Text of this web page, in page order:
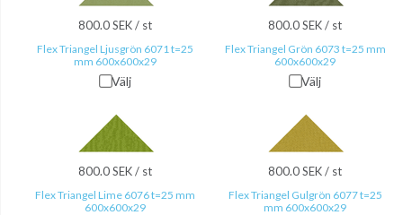
800.0 SEK / st
Flex Triangel Ljusgrön 6071 t=25
mm 600x600x29
Välj
800.0 SEK / st
Flex Triangel Grön 6073 t=25 mm
600x600x29
Välj
800.0 SEK / st
Flex Triangel Lime 6076 t=25 mm
600x600x29
800.0 SEK / st
Flex Triangel Gulgrön 6077 t=25
mm 600x600x29